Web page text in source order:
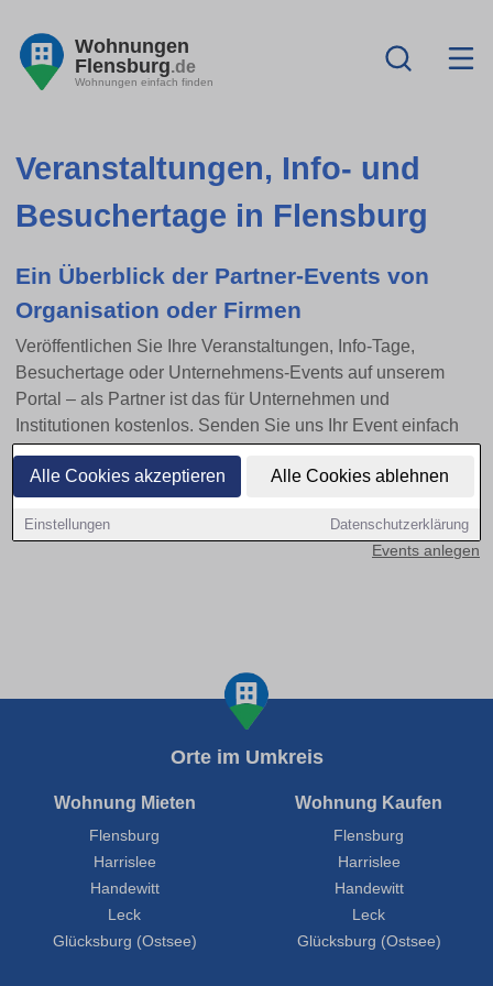
Alle Cookies akzeptieren Alle Cookies ablehnen
Einstellungen Datenschutzerklärung
Wohnungen
Flensburg.de
Wohnungen einfach finden
Veranstaltungen, Info- und
Besuchertage in Flensburg
Ein Überblick der Partner-Events von
Organisation oder Firmen
Veröffentlichen Sie Ihre Veranstaltungen, Info-Tage,
Besuchertage oder Unternehmens-Events auf unserem
Portal – als Partner ist das für Unternehmen und
Institutionen kostenlos. Senden Sie uns Ihr Event einfach
per E-Mail zu.
Kontakt aufnehmen
Events anlegen
Orte im Umkreis
Wohnung Mieten
Flensburg
Harrislee
Handewitt
Leck
Glücksburg (Ostsee)
Wohnung Kaufen
Flensburg
Harrislee
Handewitt
Leck
Glücksburg (Ostsee)